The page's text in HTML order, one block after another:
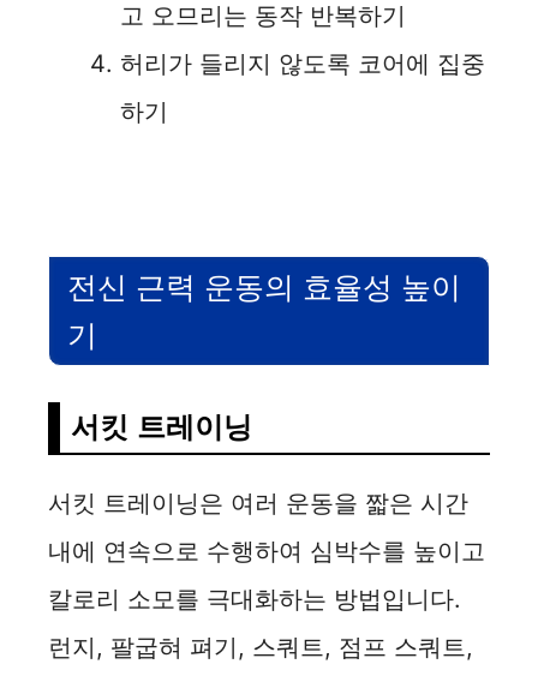
고 오므리는 동작 반복하기
허리가 들리지 않도록 코어에 집중
하기
전신 근력 운동의 효율성 높이
기
서킷 트레이닝
서킷 트레이닝은 여러 운동을 짧은 시간
내에 연속으로 수행하여 심박수를 높이고
칼로리 소모를 극대화하는 방법입니다.
런지, 팔굽혀 펴기, 스쿼트, 점프 스쿼트,